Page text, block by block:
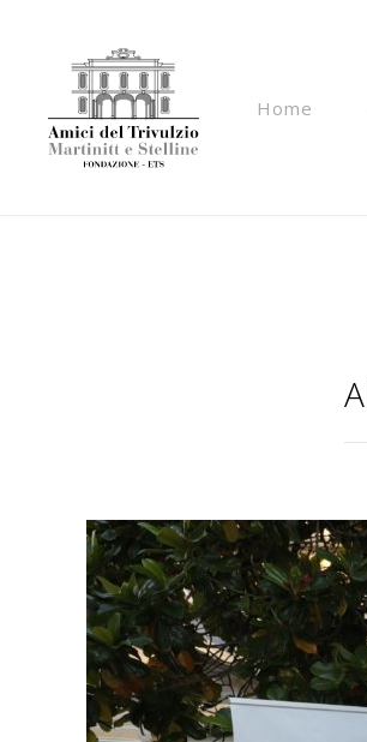
Home